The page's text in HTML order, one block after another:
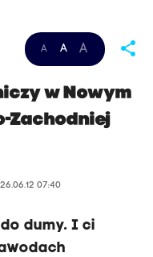
A A A share
w Nowym
Zachodniej
07:40
dumy. I ci